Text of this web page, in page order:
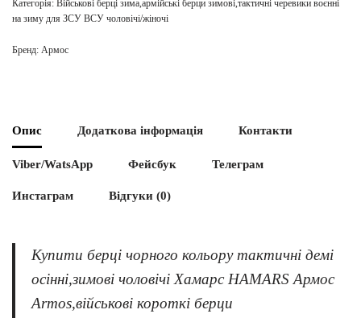
Категорія: Військові берці зима,армійські берци зимові,тактичні черевики воєнні
на зиму для ЗСУ ВСУ чоловічі/жіночі
Бренд: Армос
Опис Додаткова інформація Контакти
Viber/WatsApp Фейсбук Телеграм
Инстаграм Відгуки (0)
Купити берці чорного кольору тактичні демі
осінні,зимові чоловічі Хамарс HAMARS Армос
Armos,військові короткі берци